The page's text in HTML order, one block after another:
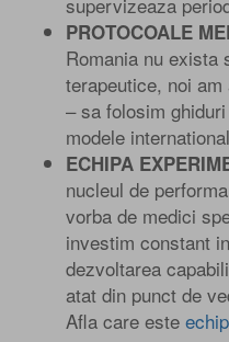
PROTOCOALE
Romania nu exista
terapeutice, noi
– sa folosim
modele
ECHIPA
nucleul de
vorba de medici
investim constant
dezvoltarea
atat din punct de
Afla care este